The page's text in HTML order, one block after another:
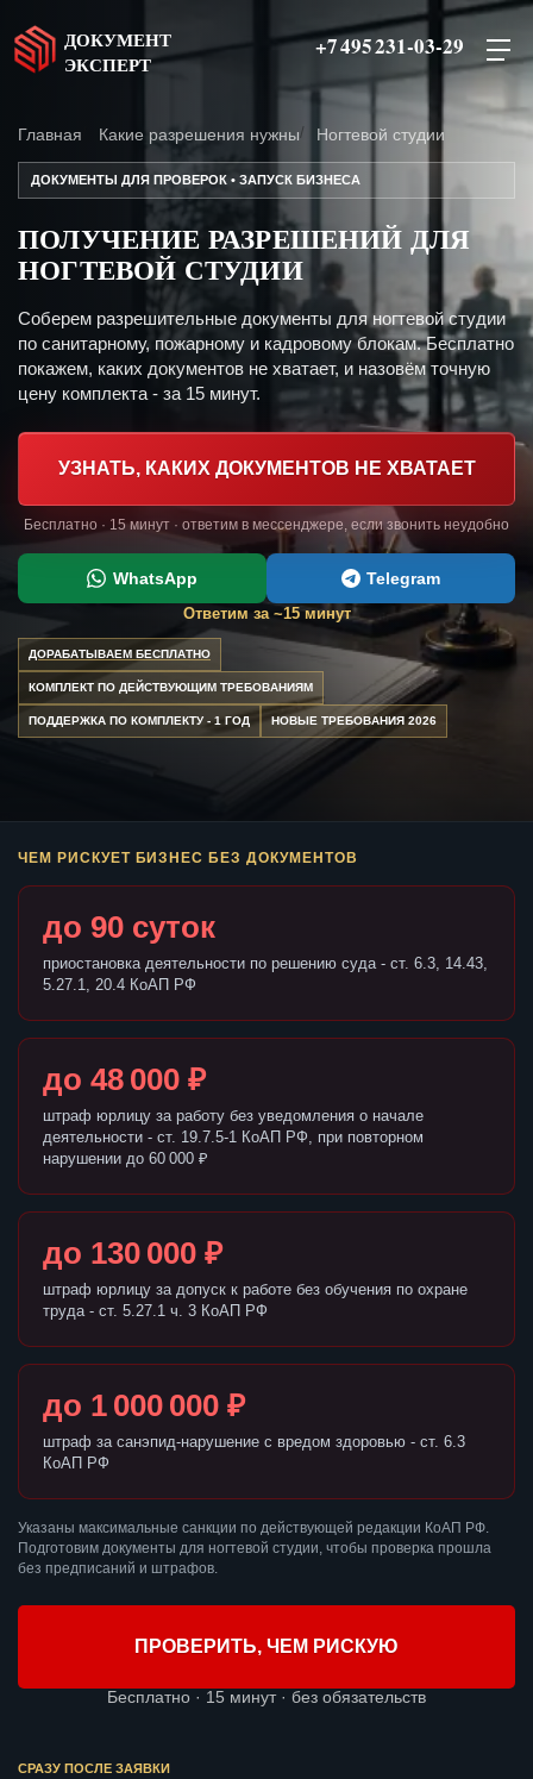
ДОКУМЕНТ
ЭКСПЕРТ
+7 495 231-03-29
Главная Какие разрешения нужны Ногтевой студии
ДОКУМЕНТЫ ДЛЯ ПРОВЕРОК • ЗАПУСК БИЗНЕСА
ПОЛУЧЕНИЕ РАЗРЕШЕНИЙ ДЛЯ
НОГТЕВОЙ СТУДИИ
Соберем разрешительные документы для ногтевой студии
по санитарному, пожарному и кадровому блокам. Бесплатно
покажем, каких документов не хватает, и назовём точную
цену комплекта - за 15 минут.
УЗНАТЬ, КАКИХ ДОКУМЕНТОВ НЕ ХВАТАЕТ
Бесплатно · 15 минут · ответим в мессенджере, если звонить неудобно
WhatsApp Telegram
Ответим за ~15 минут
ДОРАБАТЫВАЕМ БЕСПЛАТНО
КОМПЛЕКТ ПО ДЕЙСТВУЮЩИМ ТРЕБОВАНИЯМ
ПОДДЕРЖКА ПО КОМПЛЕКТУ - 1 ГОД НОВЫЕ ТРЕБОВАНИЯ 2026
ЧЕМ РИСКУЕТ БИЗНЕС БЕЗ ДОКУМЕНТОВ
до 90 суток
приостановка деятельности по решению суда - ст. 6.3, 14.43,
5.27.1, 20.4 КоАП РФ
до 48 000 ₽
штраф юрлицу за работу без уведомления о начале
деятельности - ст. 19.7.5-1 КоАП РФ, при повторном
нарушении до 60 000 ₽
до 130 000 ₽
штраф юрлицу за допуск к работе без обучения по охране
труда - ст. 5.27.1 ч. 3 КоАП РФ
до 1 000 000 ₽
штраф за санэпид-нарушение с вредом здоровью - ст. 6.3
КоАП РФ
Указаны максимальные санкции по действующей редакции КоАП РФ.
Подготовим документы для ногтевой студии, чтобы проверка прошла
без предписаний и штрафов.
ПРОВЕРИТЬ, ЧЕМ РИСКУЮ
Бесплатно · 15 минут · без обязательств
СРАЗУ ПОСЛЕ ЗАЯВКИ